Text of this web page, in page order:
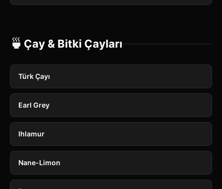
🍵 Çay & Bitki Çayları
Türk Çayı
Earl Grey
Ihlamur
Nane-Limon